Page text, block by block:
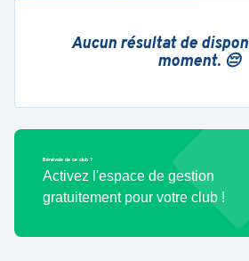
Aucun résultat de
moment. 😔
Bénévole de ce club ?
Activez l'espace de gestion
gratuitement pour votre club !